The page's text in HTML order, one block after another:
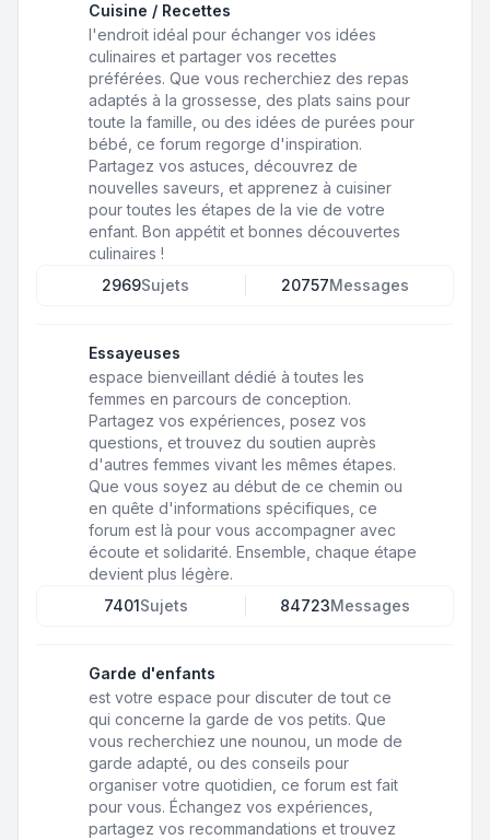
Cuisine / Recettes
l'endroit idéal pour échanger vos idées
culinaires et partager vos recettes
préférées. Que vous recherchiez des repas
adaptés à la grossesse, des plats sains pour
toute la famille, ou des idées de purées pour
bébé, ce forum regorge d'inspiration.
Partagez vos astuces, découvrez de
nouvelles saveurs, et apprenez à cuisiner
pour toutes les étapes de la vie de votre
enfant. Bon appétit et bonnes découvertes
culinaires !
2969Sujets 20757Messages
Essayeuses
espace bienveillant dédié à toutes les
femmes en parcours de conception.
Partagez vos expériences, posez vos
questions, et trouvez du soutien auprès
d'autres femmes vivant les mêmes étapes.
Que vous soyez au début de ce chemin ou
en quête d'informations spécifiques, ce
forum est là pour vous accompagner avec
écoute et solidarité. Ensemble, chaque étape
devient plus légère.
7401Sujets 84723Messages
Garde d'enfants
est votre espace pour discuter de tout ce
qui concerne la garde de vos petits. Que
vous recherchiez une nounou, un mode de
garde adapté, ou des conseils pour
organiser votre quotidien, ce forum est fait
pour vous. Échangez vos expériences,
partagez vos recommandations et trouvez